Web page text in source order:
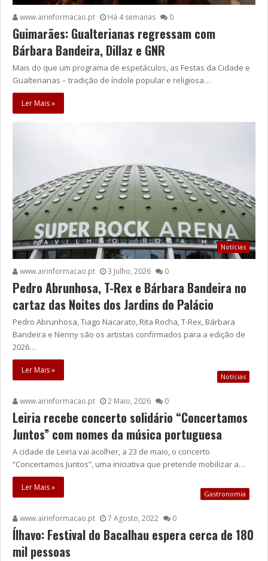
www.airinformacao.pt Há 4 semanas 0
Guimarães: Gualterianas regressam com
Bárbara Bandeira, Dillaz e GNR
Mais do que um programa de espetáculos, as Festas da Cidade e
Gualterianas – tradição de índole popular e religiosa…
Ler Mais »
Notícias
www.airinformacao.pt 3 Julho, 2026 0
Pedro Abrunhosa, T-Rex e Bárbara Bandeira no
cartaz das Noites dos Jardins do Palácio
Pedro Abrunhosa, Tiago Nacarato, Rita Rocha, T-Rex, Bárbara
Bandeira e Nenny são os artistas confirmados para a edição de
2026…
Ler Mais »
Notícias
www.airinformacao.pt 2 Maio, 2026 0
Leiria recebe concerto solidário “Concertamos
Juntos” com nomes da música portuguesa
A cidade de Leiria vai acolher, a 23 de maio, o concerto
“Concertamos Juntos”, uma iniciativa que pretende mobilizar a…
Ler Mais »
Gastronomia
www.airinformacao.pt 7 Agosto, 2022 0
Ílhavo: Festival do Bacalhau espera cerca de 180
mil pessoas